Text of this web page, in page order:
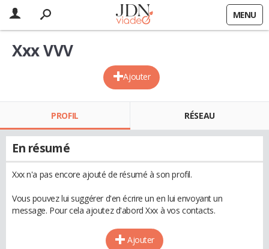
MENU
Ajouter
Xxx VVV
PROFIL RÉSEAU
En résumé
Xxx n'a pas encore ajouté de résumé à son profil.
Vous pouvez lui suggérer d'en écrire un en lui envoyant un
message. Pour cela ajoutez d'abord Xxx à vos contacts.
Ajouter